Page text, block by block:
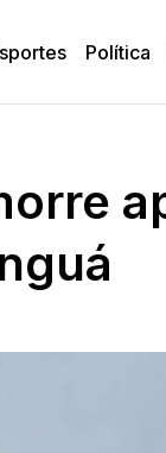
Política